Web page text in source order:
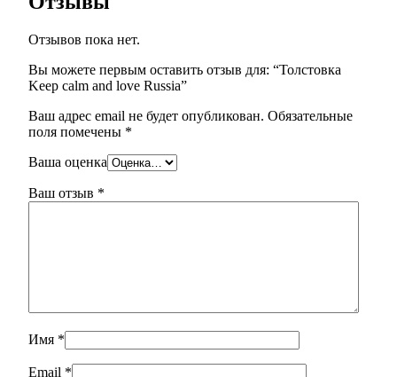
Отзывов пока нет.
Вы можете первым оставить отзыв для: “Толстовка
Keep calm and love Russia”
Ваш адрес email не будет опубликован. Обязательные
поля помечены *
Ваша оценка
Ваш отзыв *
Имя *
Email *